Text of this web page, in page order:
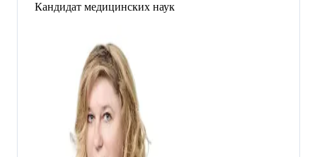
Кандидат медицинских наук